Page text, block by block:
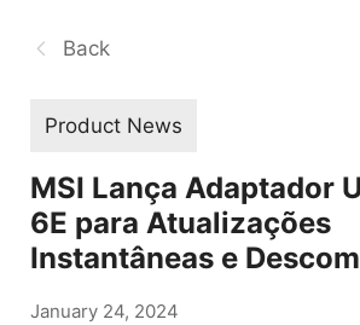
Back
Product News
MSI Lança Adaptador
6E para Atualizações
Instantâneas e
January 24, 2024